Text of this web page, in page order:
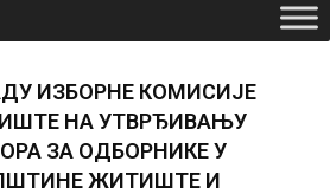
ИЗБОРНЕ КОМИСИЈЕ
НА УТВРЂИВАЊУ
ЗА ОДБОРНИКЕ У
ЖИТИШТЕ И